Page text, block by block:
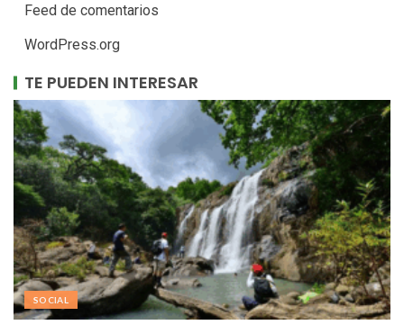
Feed de comentarios
WordPress.org
TE PUEDEN INTERESAR
SOCIAL